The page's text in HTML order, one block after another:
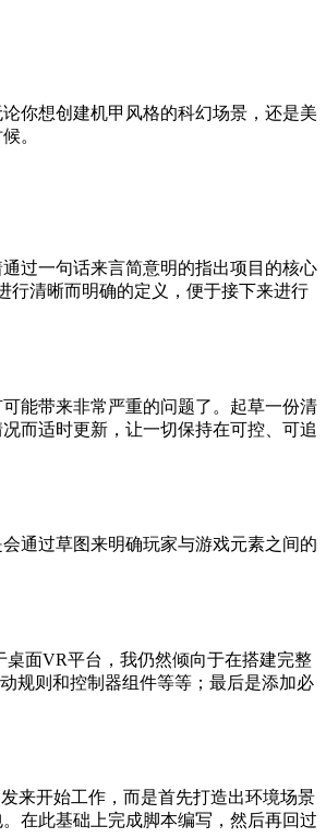
你想创建机甲风格的科幻场景，还是美
。
过一句话来言简意明的指出项目的核心
行清晰而明确的定义，便于接下来进行
能带来非常严重的问题了。起草一份清
而适时更新，让一切保持在可控、可追
通过草图来明确玩家与游戏元素之间的
面VR平台，我仍然倾向于在搭建完整
规则和控制器组件等等；最后是添加必
来开始工作，而是首先打造出环境场景
在此基础上完成脚本编写，然后再回过